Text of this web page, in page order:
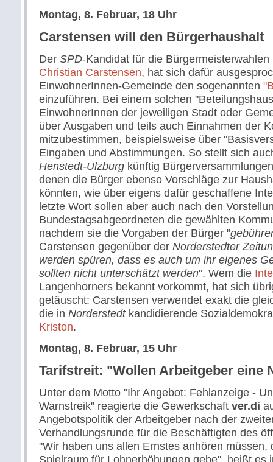
Montag, 8. Februar, 18 Uhr
Carstensen will den Bürgerhaushalt
Der SPD-Kandidat für die
Christian Carstensen, hat sich dafür
EinwohnerInnen-Gemeinde den sogenannten
einzuführen. Bei einem solchen
EinwohnerInnen der jeweiligen Stadt oder
über Ausgaben und teils auch Einnahmen der
mitzubestimmen, beispielsweise über
Eingaben und Abstimmungen. So stellt sich
Henstedt-Ulzburg künftig
denen die Bürger ebenso Vorschläge zur
könnten, wie über eigens dafür geschaffene
letzte Wort sollen aber auch nach den
Bundestagsabgeordneten die gewählten
nachdem sie die Vorgaben der Bürger "
Carstensen gegenüber der Norderstedter
werden spüren, dass es auch um ihr eigenes
sollten nicht unterschätzt werden". Wem die
Langenhorners bekannt vorkommt, hat sich
getäuscht: Carstensen verwendet exakt die
die in Norderstedtkandidierende
Kriston.
Montag, 8. Februar, 15 Uhr
Tarifstreit: "Wollen Arbeitgeber eine
Unter dem Motto "Ihr Angebot: Fehlanzeige -
Warnstreik" reagierte die Gewerkschaft ver.di
Angebotspolitik der Arbeitgeber nach der
Verhandlungsrunde für die Beschäftigten des
"Wir haben uns allen Ernstes anhören müssen,
Spielraum für Lohnerhöhungen gebe", heißt es